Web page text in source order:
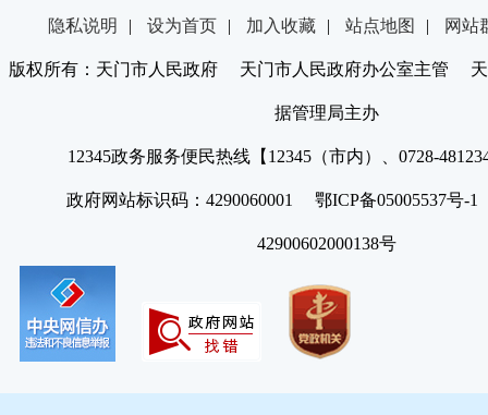
隐私说明 | 设为首页 | 加入收藏 | 站点地图 | 网站
版权所有：天门市人民政府 天门市人民政府办公室主管 天
据管理局主办
12345政务服务便民热线【12345（市内）、0728-
政府网站标识码：4290060001 鄂ICP备05005537号
42900602000138号